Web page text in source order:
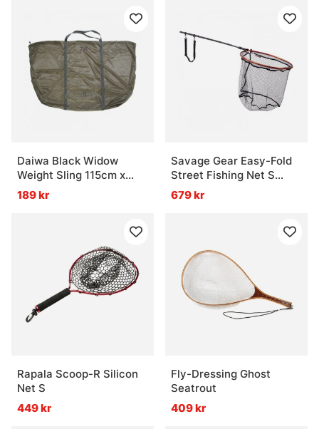
Daiwa Black Widow
Weight Sling 115cm x
70cm
189 kr
Savage Gear Easy-Fold
Street Fishing Net S
50x45x45cm 71-250cm
5pc
679 kr
Rapala Scoop-R Silicon
Net S
449 kr
Fly-Dressing Ghost
Seatrout
409 kr